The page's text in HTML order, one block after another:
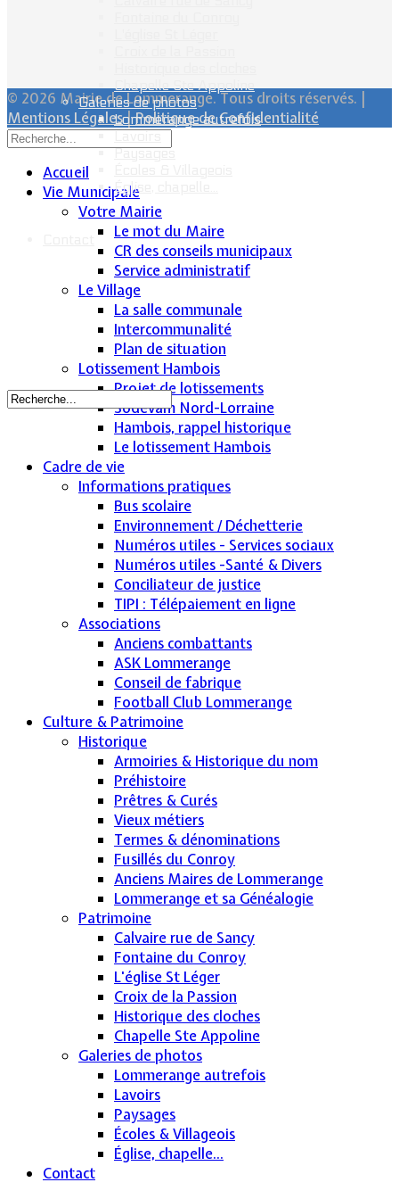
Chapelle Ste Appoline
Galeries de photos
Lommerange autrefois
Lavoirs
Paysages
Église, chapelle...
© 2026 Mairie de Lommerange. Tous droits réservés. |
Mentions Légales|Politique de Confidentialité
Accueil
Vie Municipale
Votre Mairie
Le mot du Maire
CR des conseils municipaux
Service administratif
Le Village
La salle communale
Intercommunalité
Plan de situation
Lotissement Hambois
Projet de lotissements
Sodevam Nord-Lorraine
Hambois, rappel historique
Le lotissement Hambois
Cadre de vie
Informations pratiques
Bus scolaire
Environnement / Déchetterie
Numéros utiles - Services sociaux
Numéros utiles -Santé & Divers
Conciliateur de justice
TIPI : Télépaiement en ligne
Associations
Anciens combattants
ASK Lommerange
Conseil de fabrique
Football Club Lommerange
Culture & Patrimoine
Historique
Armoiries & Historique du nom
Préhistoire
Prêtres & Curés
Vieux métiers
Termes & dénominations
Fusillés du Conroy
Anciens Maires de Lommerange
Lommerange et sa Généalogie
Patrimoine
Calvaire rue de Sancy
Fontaine du Conroy
L'église St Léger
Croix de la Passion
Historique des cloches
Chapelle Ste Appoline
Galeries de photos
Lommerange autrefois
Lavoirs
Paysages
Écoles & Villageois
Église, chapelle...
Contact